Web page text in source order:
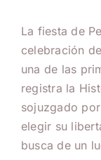
La fiesta de
celebración
una de las
registra la
sojuzgado
elegir su
busca de un